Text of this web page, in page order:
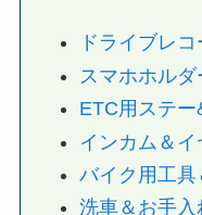
ドライブレ
スマホホル
ETC用ステ
インカム＆イ
バイク用工具
洗車＆お手入